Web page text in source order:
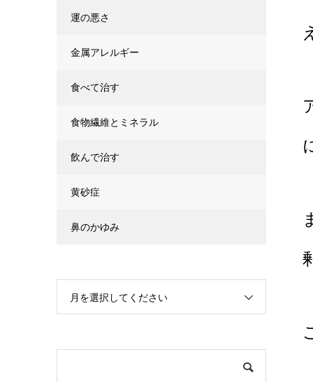
運の悪さ
金属アレルギー
食べて治す
食物繊維とミネラル
飲んで治す
黄砂症
鼻のかゆみ
月を選択してください